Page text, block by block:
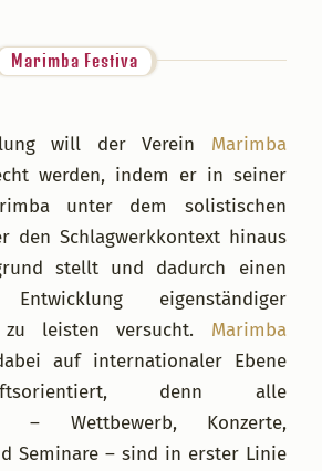
Marimba Festiva
will der Verein Marimba
werden, indem er in seiner
unter dem solistischen
den Schlagwerkkontext hinaus
stellt und dadurch einen
eigenständiger
zu leisten versucht. Marimba
auf internationaler Ebene
denn alle
– Wettbewerb, Konzerte,
Seminare – sind in erster Linie